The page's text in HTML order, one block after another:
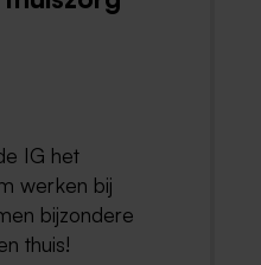
IG het
werken bij
bijzondere
thuis!